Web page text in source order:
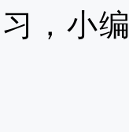
，小